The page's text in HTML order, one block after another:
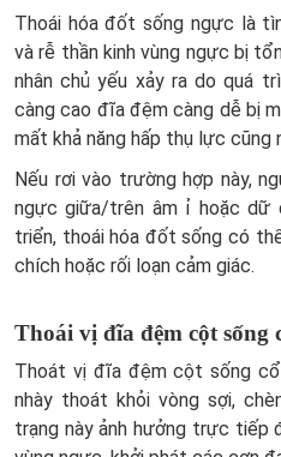
Thoái hóa đốt sống ngực là
và rễ thần kinh vùng ngực bị
nhân chủ yếu xảy ra do quá
càng cao đĩa đệm càng dễ bị
mất khả năng hấp thụ lực cũng
Nếu rơi vào trường hợp này,
ngực giữa/trên âm ỉ hoặc dữ
triển, thoái hóa đốt sống có
chích hoặc rối loạn cảm giác.
Thoái vị đĩa đệm cột sống
Thoát vị đĩa đệm cột sống
nhày thoát khỏi vòng sợi,
trạng này ảnh hưởng trực tiếp